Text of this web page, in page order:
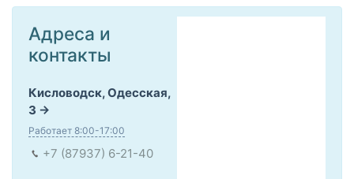
Адреса и
контакты
Кисловодск, Одесская,
3
Работает 8:00-17:00
+7 (87937) 6-21-40